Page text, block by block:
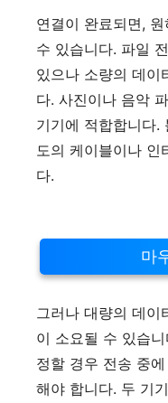
연결이 완료되면,
수 있습니다. 파일
있으나 소량의 데이
다. 사진이나 음악
기기에 적합합니다.
도의 케이블이나 인
다.
마
그러나 대량의 데이
이 소요될 수 있습
정할 경우 전송 중
해야 합니다. 두 기